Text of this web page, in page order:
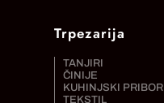
Trpezarija
TANJIRI
ČINIJE
KUHINJSKI PRIBOR
TEKSTIL